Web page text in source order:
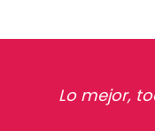
Lo mejor,